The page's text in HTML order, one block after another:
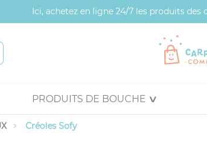
Ici, achetez en ligne 24/7 les produits
PRODUITS DE BOUCHE
Créoles Sofy